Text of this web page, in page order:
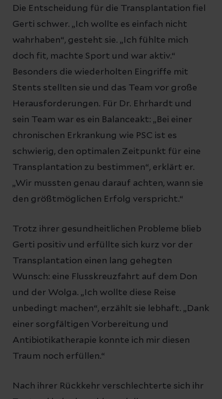
Die Entscheidung für die Transplantation fiel
Gerti schwer. „Ich wollte es einfach nicht
wahrhaben“, gesteht sie. „Ich fühlte mich
doch fit, machte Sport und war aktiv.“
Besonders die wiederholten Eingriffe mit
Stents stellten sie und das Team vor große
Herausforderungen. Für Dr. Ehrhardt und
sein Team war es ein Balanceakt: „Bei einer
chronischen Erkrankung wie PSC ist es
schwierig, den optimalen Zeitpunkt für eine
Transplantation zu bestimmen“, erklärt er.
„Wir mussten genau darauf achten, wann sie
den größtmöglichen Erfolg verspricht.“
Trotz ihrer gesundheitlichen Probleme blieb
Gerti positiv und erfüllte sich kurz vor der
Transplantation einen lang gehegten
Wunsch: eine Flusskreuzfahrt auf dem Don
und der Wolga. „Ich wollte diese Reise
unbedingt machen“, erzählt sie lebhaft. „Dank
einer sorgfältigen Vorbereitung und
Antibiotikatherapie konnte ich mir diesen
Traum noch erfüllen.“
Nach ihrer Rückkehr verschlechterte sich ihr